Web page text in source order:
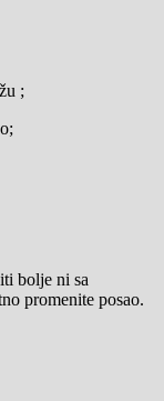
;
bolje ni sa
promenite posao.